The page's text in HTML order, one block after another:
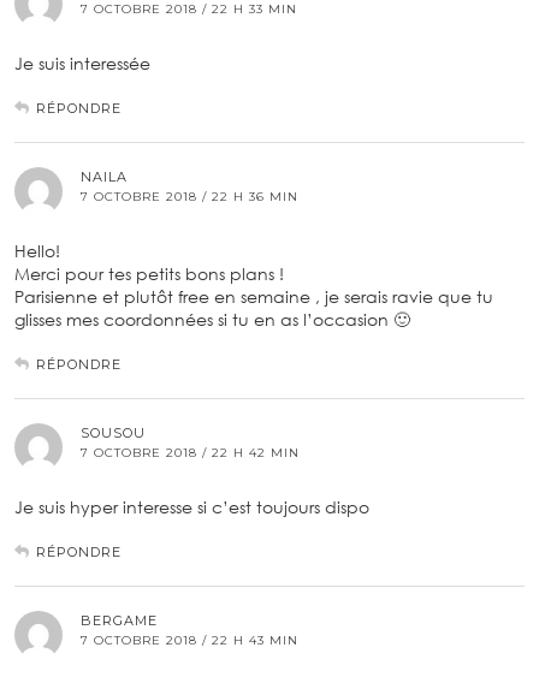
7 OCTOBRE 2018 / 22 H 33 MIN
Je suis interessée
RÉPONDRE
NAILA
7 OCTOBRE 2018 / 22 H 36 MIN
Hello!
Merci pour tes petits bons plans !
Parisienne et plutôt free en semaine , je serais ravie que tu
glisses mes coordonnées si tu en as l’occasion 🙂
RÉPONDRE
SOUSOU
7 OCTOBRE 2018 / 22 H 42 MIN
Je suis hyper interesse si c’est toujours dispo
RÉPONDRE
BERGAME
7 OCTOBRE 2018 / 22 H 43 MIN